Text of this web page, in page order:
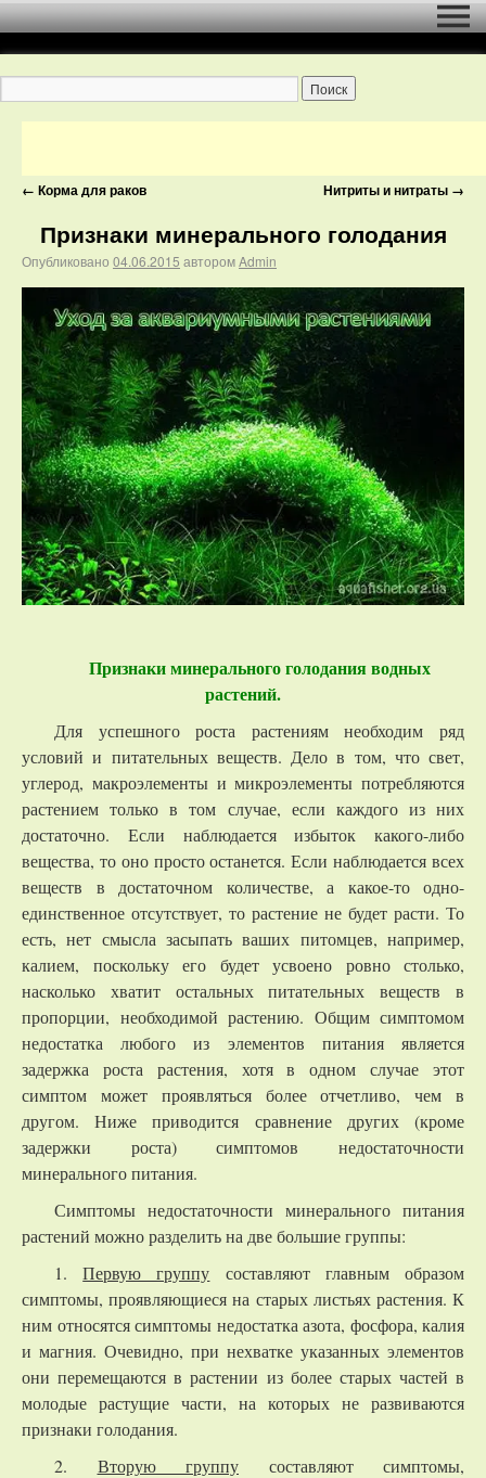
← Корма для раков Нитриты и нитраты →
Признаки минерального голодания
Опубликовано 04.06.2015 авторомAdmin
Признаки минерального голодания водных
растений.
Для успешного роста растениям необходим ряд
условий и питательных веществ. Дело в том, что свет,
углерод, макроэлементы и микроэлементы потребляются
растением только в том случае, если каждого из них
достаточно. Если наблюдается избыток какого-либо
вещества, то оно просто останется. Если наблюдается всех
веществ в достаточном количестве, а какое-то одно-
единственное отсутствует, то растение не будет расти. То
есть, нет смысла засыпать ваших питомцев, например,
калием, поскольку его будет усвоено ровно столько,
насколько хватит остальных питательных веществ в
пропорции, необходимой растению. Общим симптомом
недостатка любого из элементов питания является
задержка роста растения, хотя в одном случае этот
симптом может проявляться более отчетливо, чем в
другом. Ниже приводится сравнение других (кроме
задержки роста) симптомов недостаточности
минерального питания.
Симптомы недостаточности минерального питания
растений можно разделить на две большие группы:
1.Первую группу составляют главным образом
симптомы, проявляющиеся на старых листьях растения. К
ним относятся симптомы недостатка азота, фосфора, калия
и магния. Очевидно, при нехватке указанных элементов
они перемещаются в растении из более старых частей в
молодые растущие части, на которых не развиваются
признаки голодания.
2. Вторую группу составляют симптомы,